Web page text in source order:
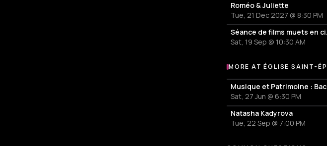
Roméo & Juliette
Tue, 21 Dec 2027 @ 8:30 PM
Sat, 19 Sep @ 10:30 AM
More events at Église
MORE AT ÉGLISE SAINT-
Sat, 27 Jun @ 6:30 PM
Natasha Kadyrova
Tue, 22 Sep @ 7:00 PM